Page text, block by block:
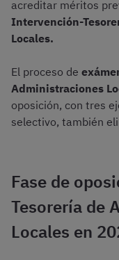
acreditar méritos
Intervención-
Locales.
El proceso de
Administraciones
oposición, con tres
selectivo, también
Fase de
Tesorería de
Locales en